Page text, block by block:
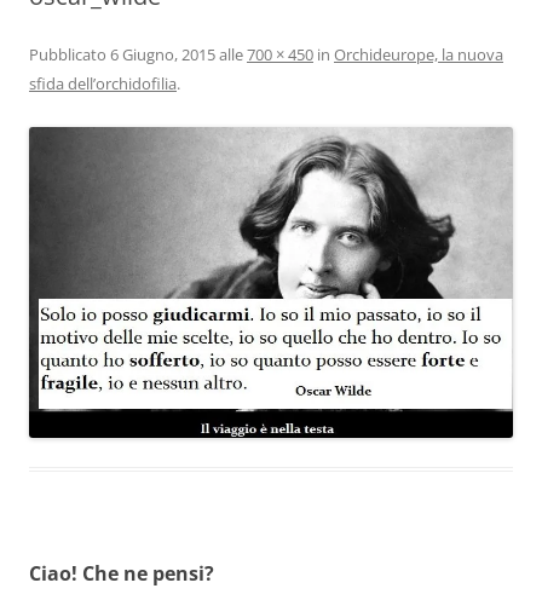
Pubblicato 6 Giugno, 2015alle700 × 450 in Orchideurope, la nuova
sfida dell’orchidofilia.
Ciao! Che ne pensi?